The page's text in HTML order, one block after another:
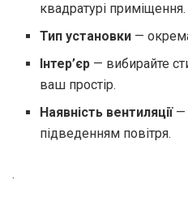
квадратурі приміщення.
Тип установки —
Інтер’єр — вибирайте
ваш простір.
Наявність вентиляції—
підведенням повітря.
.